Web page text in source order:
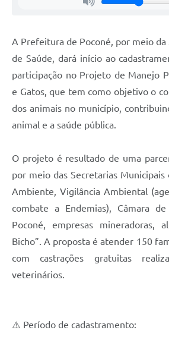
A Prefeitura de Poconé, por meio da
de Saúde, dará início ao
participação no Projeto de Manejo
e Gatos, que tem como objetivo o
dos animais no município,
animal e a saúde pública.
O projeto é resultado de uma
por meio das Secretarias
Ambiente, Vigilância Ambiental
combate a Endemias), Câmara de
Poconé, empresas mineradoras,
Bicho”. A proposta é atender 150
com castrações gratuitas
veterinários.
⚠️ Período de cadastramento: